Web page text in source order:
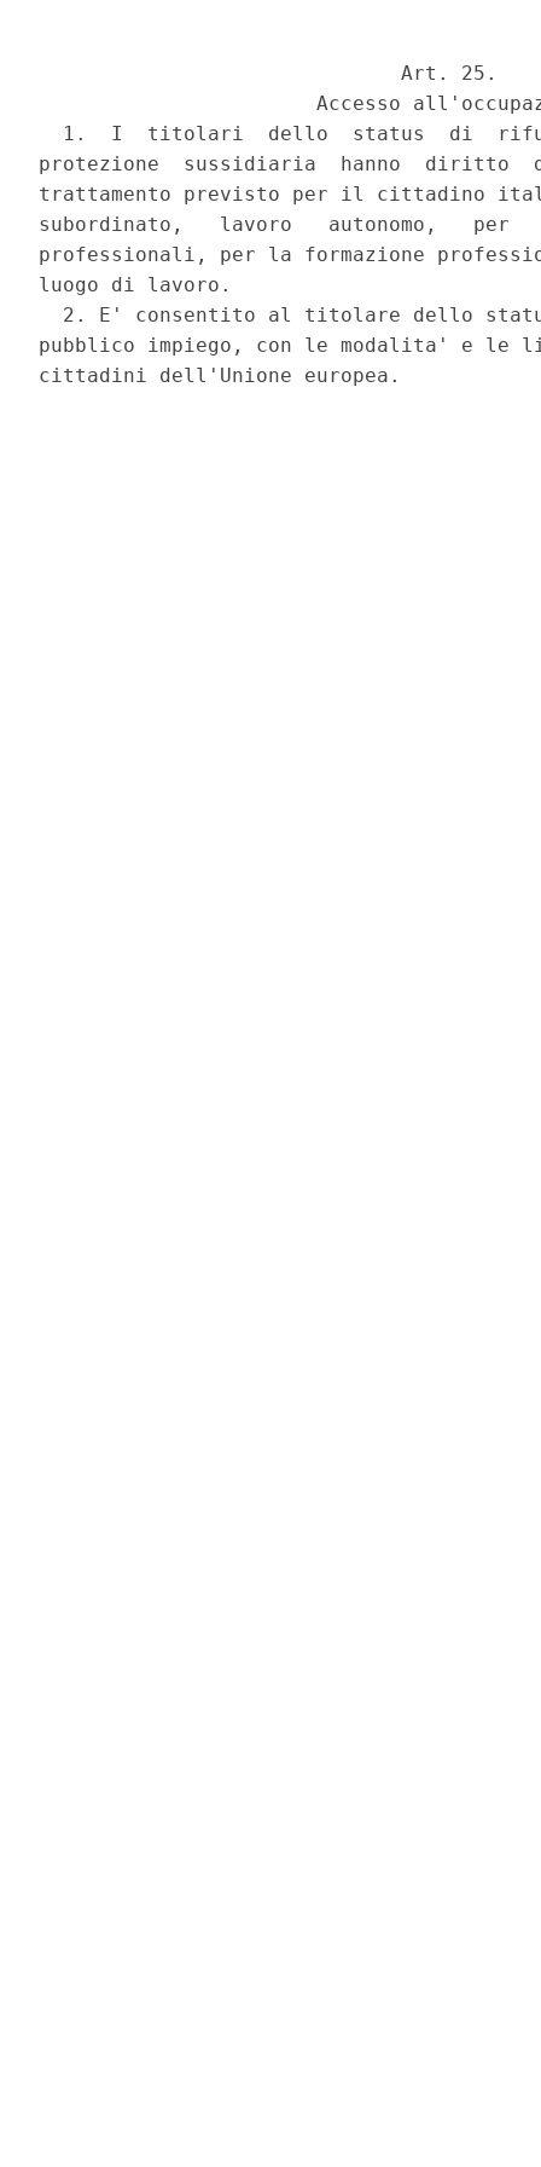
                              Art. 25.
Accesso
1.  I  titolari  dello  status  di
protezione  sussidiaria  hanno  diritto
trattamento previsto per il cittadino
subordinato,   lavoro   autonomo,
professionali, per la formazione
luogo di lavoro.
2. E' consentito al titolare dello
pubblico impiego, con le modalita' e